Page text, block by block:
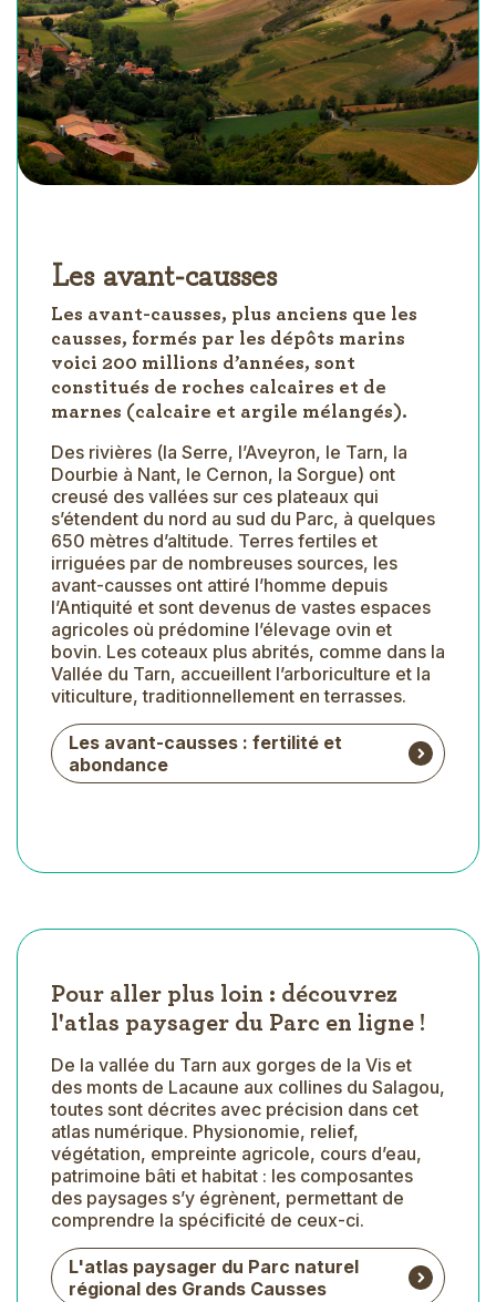
Les avant-causses
Les avant-causses, plus anciens que les
causses, formés par les dépôts marins
voici 200 millions d’années, sont
constitués de roches calcaires et de
marnes (calcaire et argile mélangés).
Des rivières (la Serre, l’Aveyron, le Tarn, la
Dourbie à Nant, le Cernon, la Sorgue) ont
creusé des vallées sur ces plateaux qui
s’étendent du nord au sud du Parc, à quelques
650 mètres d’altitude. Terres fertiles et
irriguées par de nombreuses sources, les
avant-causses ont attiré l’homme depuis
l’Antiquité et sont devenus de vastes espaces
agricoles où prédomine l’élevage ovin et
bovin. Les coteaux plus abrités, comme dans la
Vallée du Tarn, accueillent l’arboriculture et la
viticulture, traditionnellement en terrasses.
Les avant-causses : fertilité et
abondance
Pour aller plus loin : découvrez
l'atlas paysager du Parc en ligne !
De la vallée du Tarn aux gorges de la Vis et
des monts de Lacaune aux collines du Salagou,
toutes sont décrites avec précision dans cet
atlas numérique. Physionomie, relief,
végétation, empreinte agricole, cours d’eau,
patrimoine bâti et habitat : les composantes
des paysages s’y égrènent, permettant de
comprendre la spécificité de ceux-ci.
L'atlas paysager du Parc naturel
régional des Grands Causses